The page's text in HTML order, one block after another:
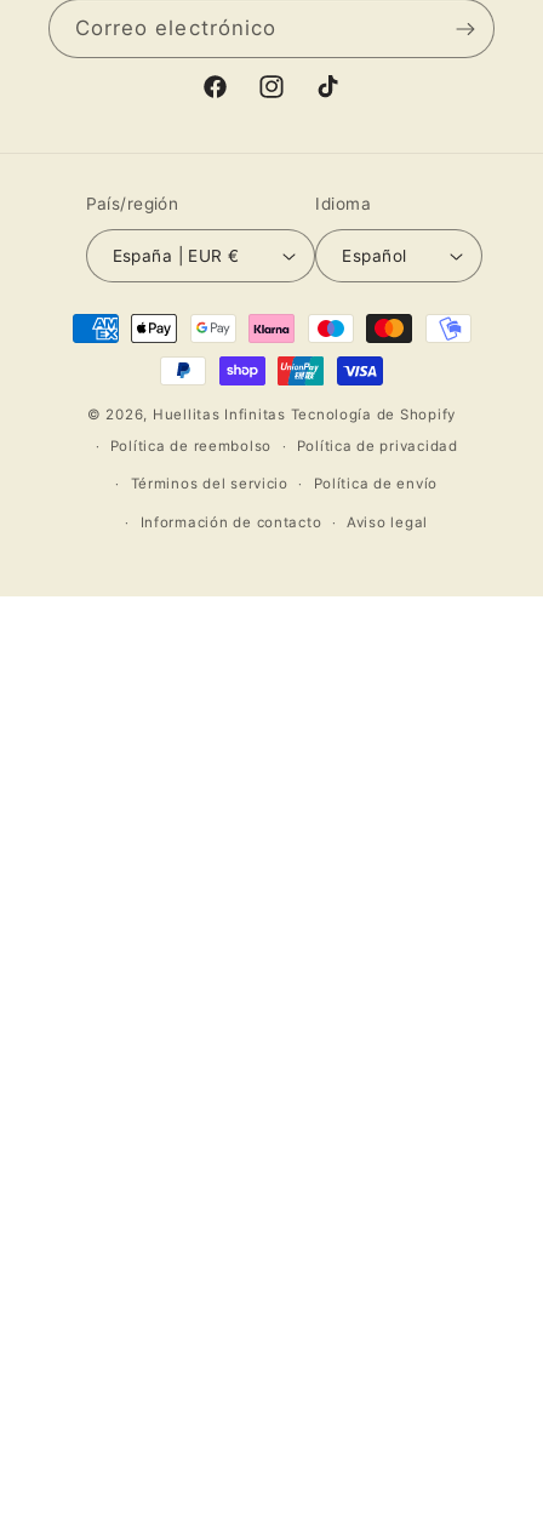
Correo electrónico
FacebookInstagramTikTok
País/región
España | EUR €
Idioma
Español
Formas
© 2026, Huellitas Infinitas Tecnología de Shopify
Política de reembolso
Política de privacidad
Términos del servicio Política de envío
Información de contacto Aviso legal